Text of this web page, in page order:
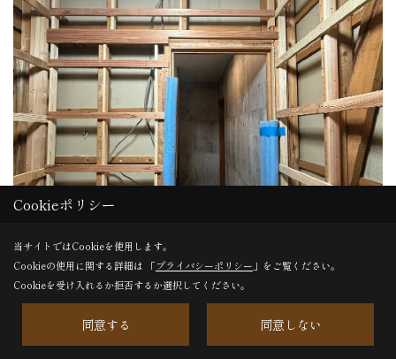
Cookieポリシー
当サイトではCookieを使用します。
Cookieの使用に関する詳細は 「プライバシーポリシー 」をご覧ください。
Cookieを受け入れるか拒否するか選択してください。
同意する 同意しない